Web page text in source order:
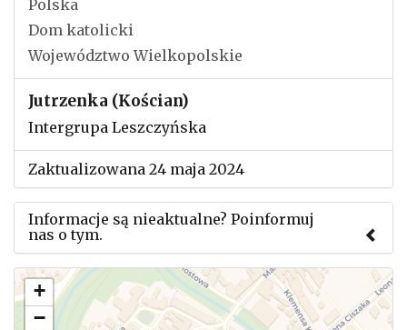
Polska
Dom katolicki
Województwo Wielkopolskie
Jutrzenka (Kościan)
Intergrupa Leszczyńska
Zaktualizowana 24 maja 2024
Informacje są nieaktualne? Poinformuj
nas o tym.
Użyj tego formularza aby przesłać informację o
zmianach w powyższym mityngu.
+
−